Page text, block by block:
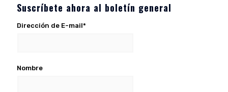
Suscríbete ahora al boletín general
Dirección de E-mail*
Nombre